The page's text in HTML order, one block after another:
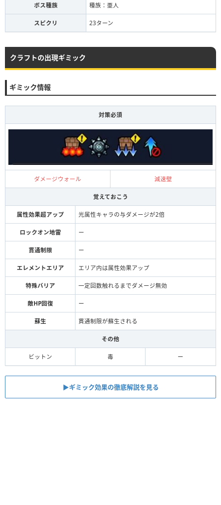
ボス種族
種族：亜人
スピクリ 23ターン
クラフトの出現ギミック
ギミック情報
対策必須
ダメージウォール 減速壁
覚えておこう
属性効果超アップ 光属性キャラの与ダメージが2倍
ロックオン地雷 ー
貫通制限 ー
エレメントエリア エリア内は属性効果アップ
特殊バリア 一定回数触れるまでダメージ無効
敵HP回復 ー
蘇生 貫通制限が蘇生される
その他
ビットン 毒 ー
▶︎ギミック効果の徹底解説を見る